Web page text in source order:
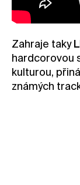
Zahraje taky
hardcorovou
kulturou,
známých